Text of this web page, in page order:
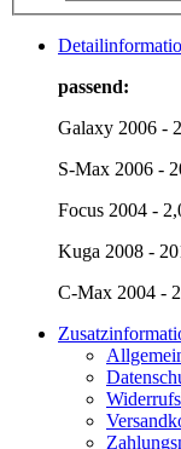
passend:
Galaxy 2006 -
S-Max 2006 -
Focus 2004 -
Kuga 2008 -
C-Max 2004 -